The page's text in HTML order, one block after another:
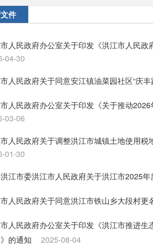
件
人民政府办公室关于印发《洪江市人民
04-30
人民政府关于同意安江镇油菜园社区“庆丰
人民政府办公室关于印发《关于推动
03-06
人民政府关于调整洪江市城镇土地使用
01-30
江市委洪江市人民政府关于洪江市2025
人民政府关于同意洪江市铁山乡大段村更
人民政府办公室关于印发《洪江市推进
的通知
2025-08-04